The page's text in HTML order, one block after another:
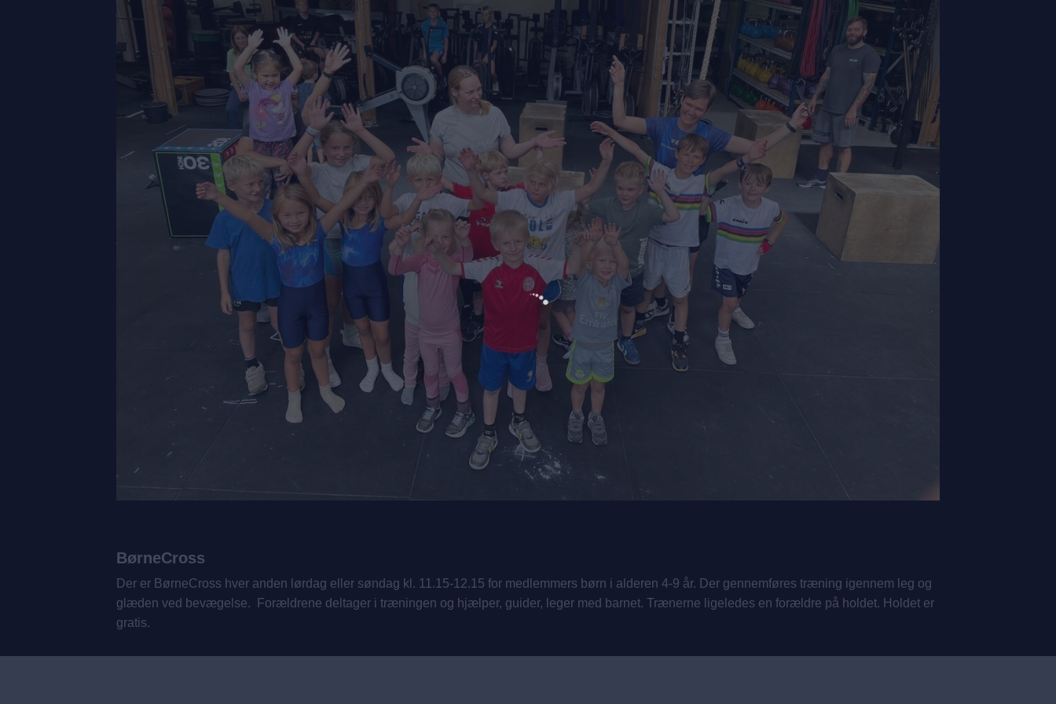
BørneCross
Der er BørneCross hver anden lørdag eller søndag kl. 11.15-12.15 for medlemmers børn i alderen 4-9 år. Der gennemføres træning igennem leg og
glæden ved bevægelse. Forældrene deltager i træningen og hjælper, guider, leger med barnet. Trænerne ligeledes en forældre på holdet. Holdet er
gratis.